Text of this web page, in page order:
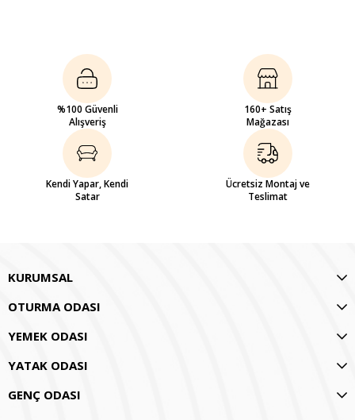
%100 Güvenli
Alışveriş
160+ Satış
Mağazası
Kendi Yapar, Kendi
Satar
Ücretsiz Montaj ve
Teslimat
KURUMSAL
OTURMA ODASI
YEMEK ODASI
YATAK ODASI
GENÇ ODASI